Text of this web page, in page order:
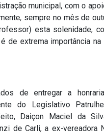
municipal, com o
sempre no mês de
esta solenidade,
de extrema importância na
de entregar a
do Legislativo
Daiçon Maciel da
de Carli, a ex-vereadora